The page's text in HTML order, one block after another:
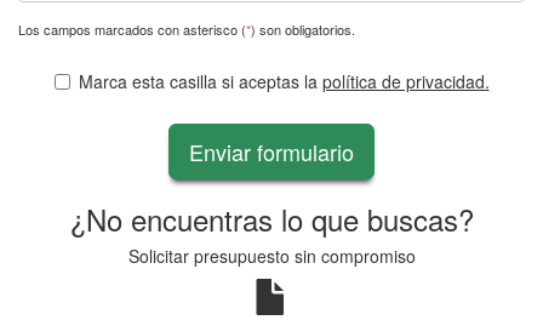
Los campos marcados con asterisco (*) son obligatorios.
Marca esta casilla si aceptas la política de privacidad.
Enviar formulario
¿No encuentras lo que buscas?
Solicitar presupuesto sin compromiso